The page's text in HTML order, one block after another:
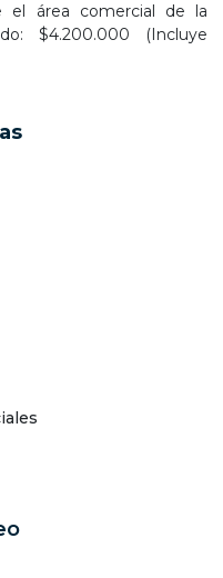
el área comercial de la
$4.200.000 (Incluye